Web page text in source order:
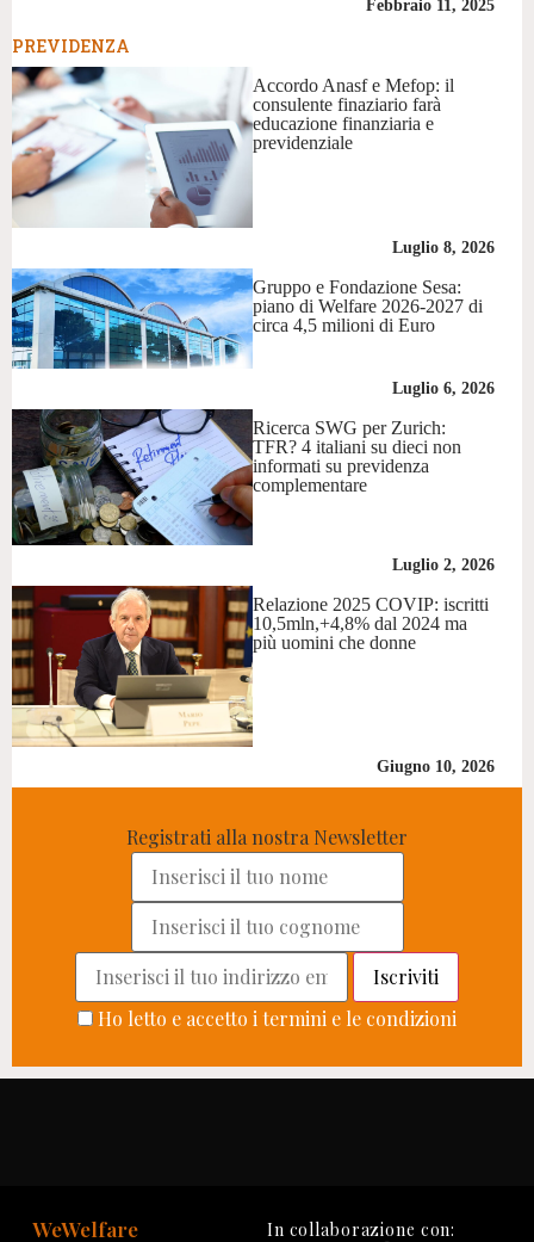
Febbraio 11, 2025
PREVIDENZA
Accordo Anasf e Mefop: il
consulente finaziario farà
educazione finanziaria e
previdenziale
Luglio 8, 2026
Gruppo e Fondazione Sesa:
piano di Welfare 2026-2027 di
circa 4,5 milioni di Euro
Luglio 6, 2026
Ricerca SWG per Zurich:
TFR? 4 italiani su dieci non
informati su previdenza
complementare
Luglio 2, 2026
Relazione 2025 COVIP: iscritti
10,5mln,+4,8% dal 2024 ma
più uomini che donne
Giugno 10, 2026
Registrati alla nostra Newsletter
Ho letto e accetto i termini e le condizioni
WeWelfare In collaborazione con: